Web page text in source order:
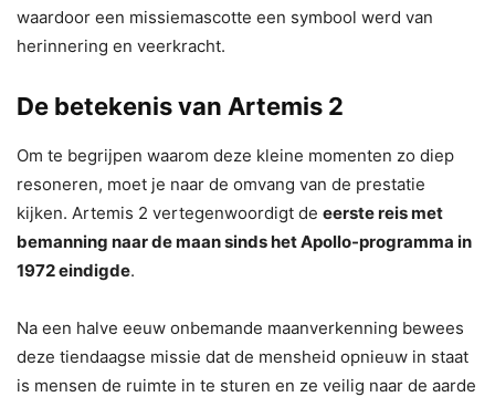
waardoor een missiemascotte een symbool werd van
herinnering en veerkracht.
De betekenis van Artemis 2
Om te begrijpen waarom deze kleine momenten zo diep
resoneren, moet je naar de omvang van de prestatie
kijken. Artemis 2 vertegenwoordigt de eerste reis met
bemanning naar de maan sinds het Apollo-programma in
1972 eindigde.
Na een halve eeuw onbemande maanverkenning bewees
deze tiendaagse missie dat de mensheid opnieuw in staat
is mensen de ruimte in te sturen en ze veilig naar de aarde